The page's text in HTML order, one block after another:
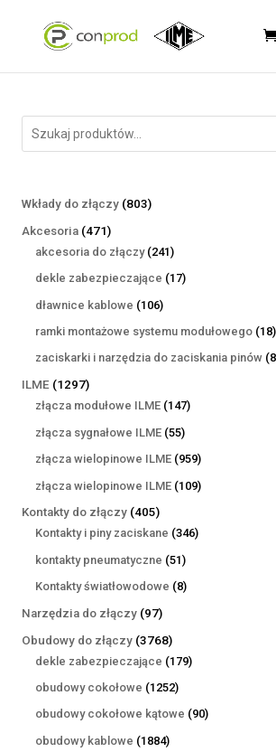
Wkłady do złączy 803803
Akcesoria 471471
produktów
akcesoria do złączy 241241
produktów
dekle zabezpieczające 1717
dławnice kablowe 106106
produktów
ramki montażowe systemu modułowego 18
zaciskarki i narzędzia do zaciskania pinów
ILME 12971297
produktów
złącza modułowe ILME 147147
złącza sygnałowe ILME 5555
produktów
złącza wielopinowe ILME 959959
produktów
złącza wielopinowe ILME 109109
Kontakty do złączy 405405
produktów
Kontakty i piny zaciskane 346346
kontakty pneumatyczne 5151
produktów
Kontakty światłowodowe 88
Narzędzia do złączy 9797
produktów
Obudowy do złączy 37683768
produktów
dekle zabezpieczające 179179
obudowy cokołowe 12521252
produkty
obudowy cokołowe kątowe 9090
obudowy kablowe 18841884